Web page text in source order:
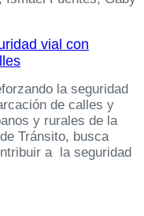
vial con
la seguridad
de calles y
y rurales de la
Tránsito, busca
a la seguridad